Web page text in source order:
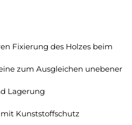
Fixierung des Holzes beim
zum Ausgleichen unebener
Lagerung
Kunststoffschutz